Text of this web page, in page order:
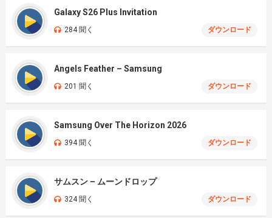
Galaxy S26 Plus Invitation
284 聞く ダウンロード
Angels Feather – Samsung
201 聞く ダウンロード
Samsung Over The Horizon 2026
394 聞く ダウンロード
サムスン – ムーンドロップ
324 聞く ダウンロード